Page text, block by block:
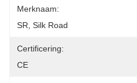
Merknaam:
SR, Silk Road
Certificering:
CE